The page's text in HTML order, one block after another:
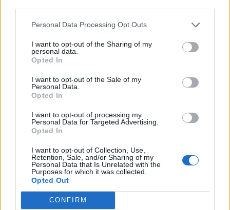
Personal Data Processing Opt Outs
I want to opt-out of the Sharing of my
personal data.
Opted In
I want to opt-out of the Sale of my
Personal Data.
Opted In
I want to opt-out of processing my
Personal Data for Targeted Advertising.
Opted In
I want to opt-out of Collection, Use,
Retention, Sale, and/or Sharing of my
Personal Data that Is Unrelated with the
Purposes for which it was collected.
Opted Out
CONFIRM
NEWS SCUOLA
Europa: Valditara stanzia 100
Maturità 2026, Quintiliano
torna alla seconda prova del
classico: traccia su musica e
formazione dell'oratore